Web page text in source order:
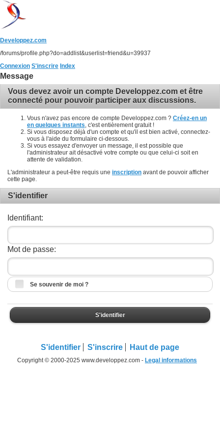
Developpez.com
/forums/profile.php?do=addlist&userlist=friend&u=39937
Connexion S'inscrire Index
Message
Vous devez avoir un compte Developpez.com et être
connecté pour pouvoir participer aux discussions.
Vous n'avez pas encore de compte Developpez.com ? Créez-en un
en quelques instants , c'est entièrement gratuit !
Si vous disposez déjà d'un compte et qu'il est bien activé, connectez-
vous à l'aide du formulaire ci-dessous.
Si vous essayez d'envoyer un message, il est possible que
l'administrateur ait désactivé votre compte ou que celui-ci soit en
attente de validation.
L'administrateur a peut-être requis une inscription avant de pouvoir afficher
cette page.
S'identifier
Identifiant:
Mot de passe:
Se souvenir de moi ?
S'identifier
S'identifier S'inscrire Haut de page
Copyright © 2000-2025 www.developpez.com - Legal informations